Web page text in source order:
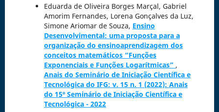
Eduarda de Oliveira Borges Marçal, Gabriel
Amorim Fernandes, Lorena Gonçalves da Luz,
Simone Ariomar de Souza, Ensino
Desenvolvimental: uma proposta para a
organização do ensinoaprendizagem dos
conceitos matemáticos “Funções
Exponenciais e Funções Logarítmicas” ,
Anais do Seminário de Iniciação Científica e
Tecnológica do IFG: v. 15 n. 1 (2022): Anais
do 15º Seminário de Iniciação Científica e
Tecnológica - 2022